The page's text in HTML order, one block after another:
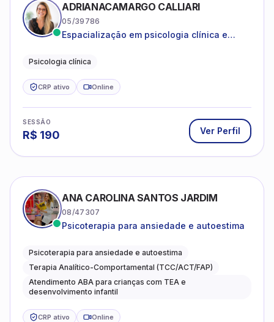
ADRIANACAMARGO CALLIARI
05/39786
Espacialização em psicologia clínica e
Psicologia clínica
CRP ativo Online
SESSÃO
R$ 190 Ver Perfil
ANA CAROLINA SANTOS JARDIM
08/47307
Psicoterapia para ansiedade e autoestima
Psicoterapia para ansiedade e autoestima
Terapia Analítico-Comportamental (TCC/ACT/FAP)
Atendimento ABA para crianças com TEA e
desenvolvimento infantil
CRP ativo Online